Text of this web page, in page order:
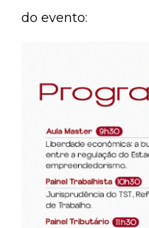
do evento: